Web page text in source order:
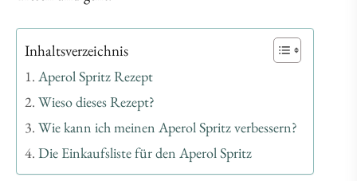
Inhaltsverzeichnis
Aperol Spritz Rezept
Wieso dieses Rezept?
Wie kann ich meinen Aperol Spritz verbessern?
Die Einkaufsliste für den Aperol Spritz